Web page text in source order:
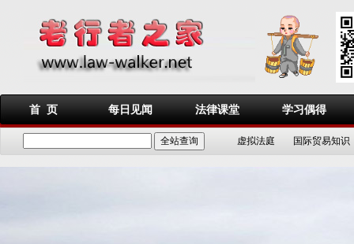
首 页 每日见闻 法律课堂 学习偶得
虚拟法庭 国际贸易知识